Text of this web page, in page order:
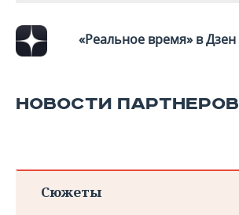
«Реальное время» в Дзен
НОВОСТИ ПАРТНЕРОВ
Сюжеты